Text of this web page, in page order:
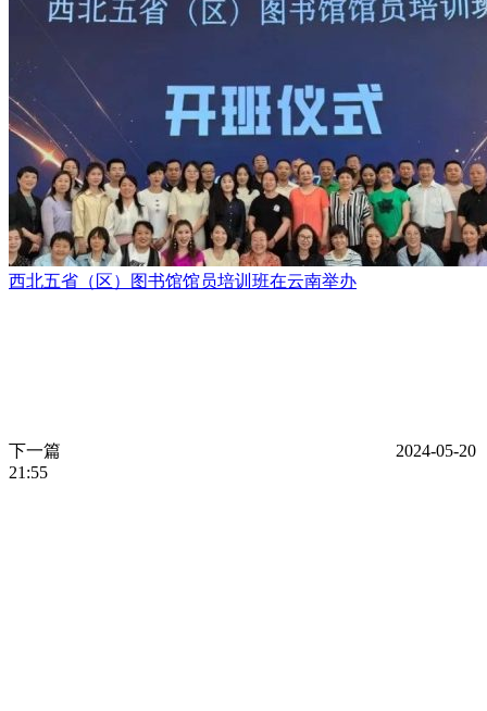
西北五省（区）图书馆馆员培训班在云南举办
下一篇
2024-05-20
21:55